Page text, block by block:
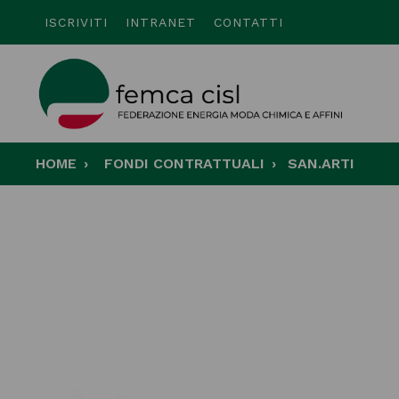
ISCRIVITI INTRANET CONTATTI
HOME FONDI CONTRATTUALI SAN.ARTI